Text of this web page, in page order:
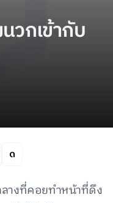
วกเข้ากับ
ลางที่คอยทำหน้าที่ดึง